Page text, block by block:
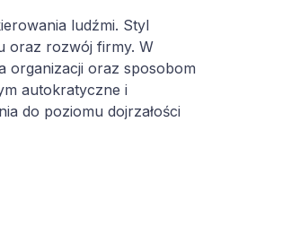
ludźmi. Styl
oraz rozwój firmy. W
organizacji oraz sposobom
autokratyczne i
do poziomu dojrzałości